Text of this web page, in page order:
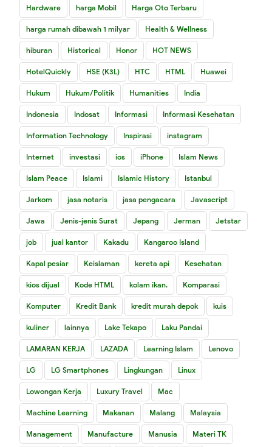
Hardware harga Mobil Harga Oto Terbaru
harga rumah dibawah 1 milyar Health & Wellness
hiburan Historical Honor HOT NEWS
HotelQuickly HSE (K3L) HTC HTML Huawei
Hukum Hukum/Politik Humanities India
Indonesia Indosat Informasi Informasi Kesehatan
Information Technology Inspirasi instagram
Internet investasi ios iPhone Islam News
Islam Peace Islami Islamic History Istanbul
Jarkom jasa notaris jasa pengacara Javascript
Jawa Jenis-jenis Surat Jepang Jerman Jetstar
job jual kantor Kakadu Kangaroo Island
Kapal pesiar Keislaman kereta api Kesehatan
kios dijual Kode HTML kolam ikan. Komparasi
Komputer Kredit Bank kredit murah depok kuis
kuliner lainnya Lake Tekapo Laku Pandai
LAMARAN KERJA LAZADA Learning Islam Lenovo
LG LG Smartphones Lingkungan Linux
Lowongan Kerja Luxury Travel Mac
Machine Learning Makanan Malang Malaysia
Management Manufacture Manusia Materi TK